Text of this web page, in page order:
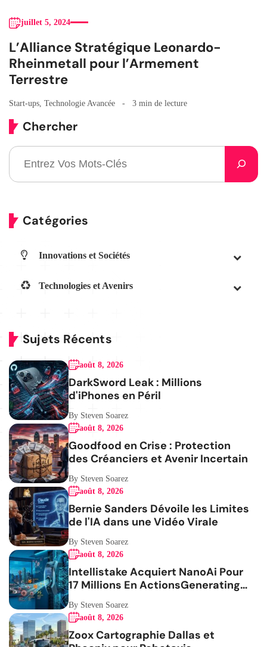
juillet 5, 2024
L’Alliance Stratégique Leonardo-
Rheinmetall pour l’Armement
Terrestre
Start-ups Technologie Avancée 3 min de lecture
Chercher
Catégories
Innovations et Sociétés
Technologies et Avenirs
Sujets Récents
août 8, 2026
DarkSword Leak : Millions
d'iPhones en Péril
By Steven Soarez
août 8, 2026
Goodfood en Crise : Protection
des Créanciers et Avenir Incertain
By Steven Soarez
août 8, 2026
Bernie Sanders Dévoile les Limites
de l'IA dans une Vidéo Virale
By Steven Soarez
août 8, 2026
Intellistake Acquiert NanoAi Pour
17 Millions En ActionsGenerating
By Steven Soarez
août 8, 2026
Zoox Cartographie Dallas et